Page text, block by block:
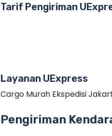
Tarif Pengiriman
Layanan UExpress
Cargo Murah Ekspedisi
Pengiriman